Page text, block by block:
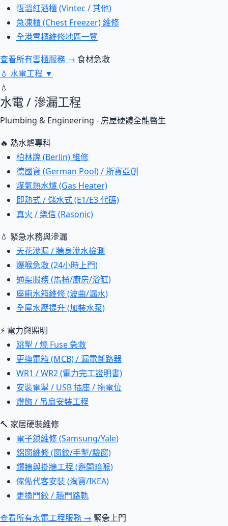
恆溫紅酒櫃 (Vintec / 其他)
急凍櫃 (Chest Freezer) 維修
全港雪櫃維修地區一覽
查看所有雪櫃服務 → 食材急救
💧 水電工程 ▼
💧
水電 / 滲漏工程
Plumbing & Engineering - 房屋硬體全能醫生
🔥 熱水爐專科
柏林牌 (Berlin) 維修
德國寶 (German Pool) / 斯寶亞創
煤氣熱水爐 (Gas Heater)
即熱式 / 儲水式 (E1/E3 代碼)
真火 / 樂信 (Rasonic)
💧 緊急水務與滲漏
天花滲漏 / 牆身滲水檢測
爆喉急救 (24小時上門)
通渠服務 (馬桶/廚房/浴缸)
座廁水箱維修 (波曲/漏水)
全屋水壓提升 (加裝水泵)
⚡ 電力與照明
跳掣 / 燒 Fuse 急救
更換電箱 (MCB) / 漏電斷路器
WR1 / WR2 (電力完工證明書)
安裝電掣 / USB 插座 / 拖電位
燈飾 / 吊扇安裝工程
🔨 家居硬裝維修
電子鎖維修 (Samsung/Yale)
鋁窗維修 (窗鉸/手掣/驗窗)
鑽牆與掛牆工程 (避開暗喉)
傢俬代客安裝 (淘寶/IKEA)
更換門鉸 / 趟門路軌
查看所有水電工程服務 → 緊急上門